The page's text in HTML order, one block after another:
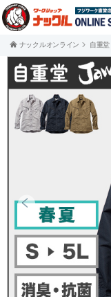
ナックルオンライン 自重堂